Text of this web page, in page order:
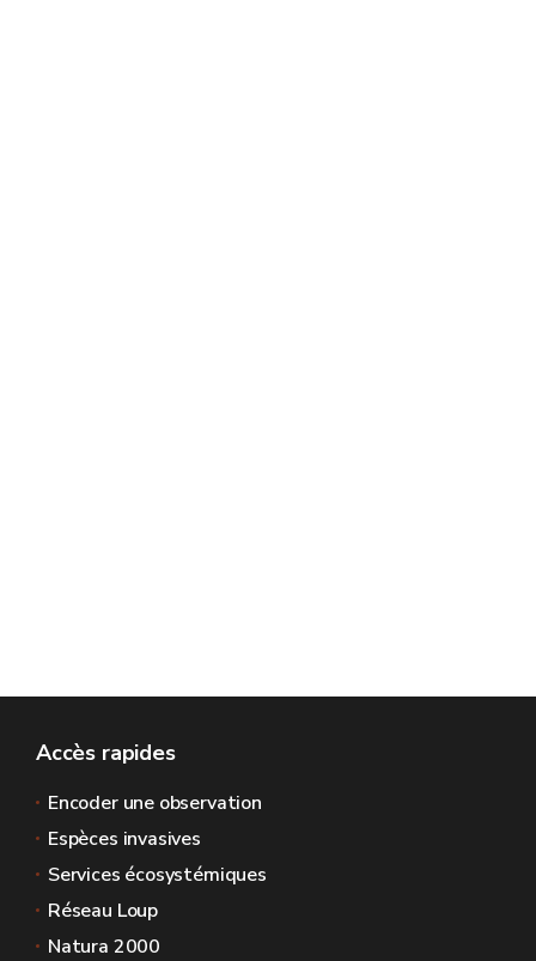
Accès rapides
Encoder une observation
Espèces invasives
Services écosystémiques
Réseau Loup
Natura 2000